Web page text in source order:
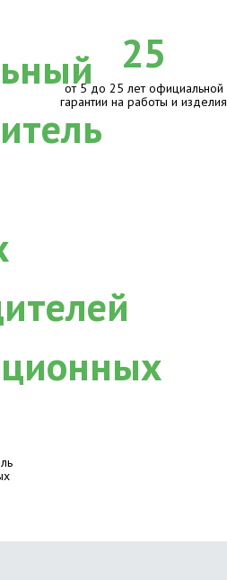
25
от 5 до 25 лет официальной
гарантии на работы и изделия